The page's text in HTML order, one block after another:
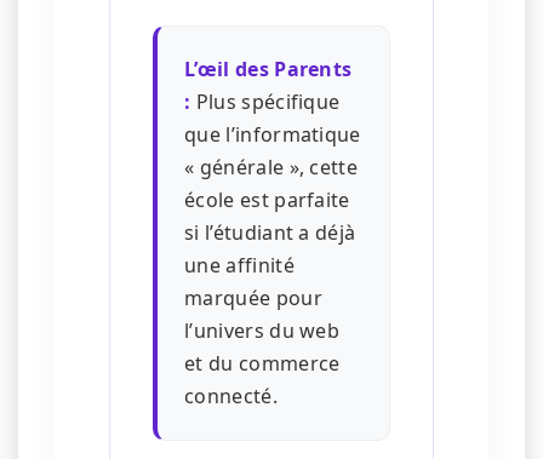
L’œil des Parents
: Plus spécifique
que l’informatique
« générale », cette
école est parfaite
si l’étudiant a déjà
une affinité
marquée pour
l’univers du web
et du commerce
connecté.